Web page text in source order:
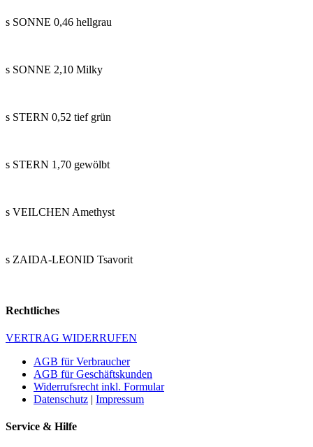
s SONNE 0,46 hellgrau
s SONNE 2,10 Milky
s STERN 0,52 tief grün
s STERN 1,70 gewölbt
s VEILCHEN Amethyst
s ZAIDA-LEONID Tsavorit
Rechtliches
VERTRAG WIDERRUFEN
AGB für Verbraucher
AGB für Geschäftskunden
Widerrufsrecht inkl. Formular
Datenschutz | Impressum
Service & Hilfe